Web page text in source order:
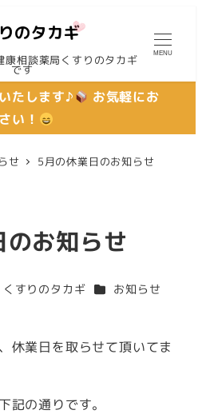
康相談薬局くすりのタカギ
です
MENU
たします♪
お気軽にお
い！
せ 5月の休業日のお知らせ
お知らせ
くすりのタカギ カテゴリー
お知らせ
休業日を取らせて頂いてま
記の通りです。